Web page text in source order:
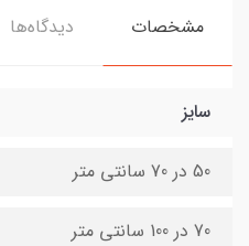
مشخصات دیدگاه‌ها
سایز
50 در 70 سانتی متر
70 در 100 سانتی متر